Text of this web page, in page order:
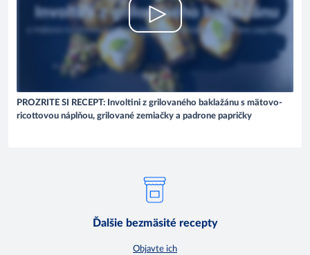
PROZRITE SI RECEPT: Involtini z grilovaného baklažánu s mätovo-
ricottovou náplňou, grilované zemiačky a padrone papričky
Ďalšie bezmäsité recepty
Objavte ich